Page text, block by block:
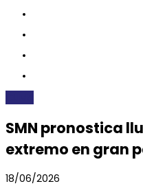
SMN pronostica
extremo en gran
18/06/2026